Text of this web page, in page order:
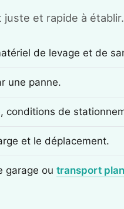
et rapide à établir.
de levage et de
une panne.
conditions de
et le déplacement.
garage ou transport